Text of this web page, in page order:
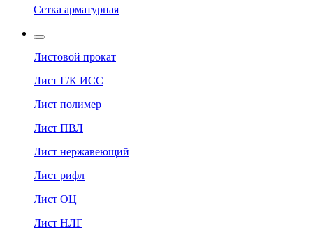
Сетка арматурная
Листовой прокат
Лист Г/К ИСС
Лист полимер
Лист ПВЛ
Лист нержавеющий
Лист рифл
Лист ОЦ
Лист НЛГ